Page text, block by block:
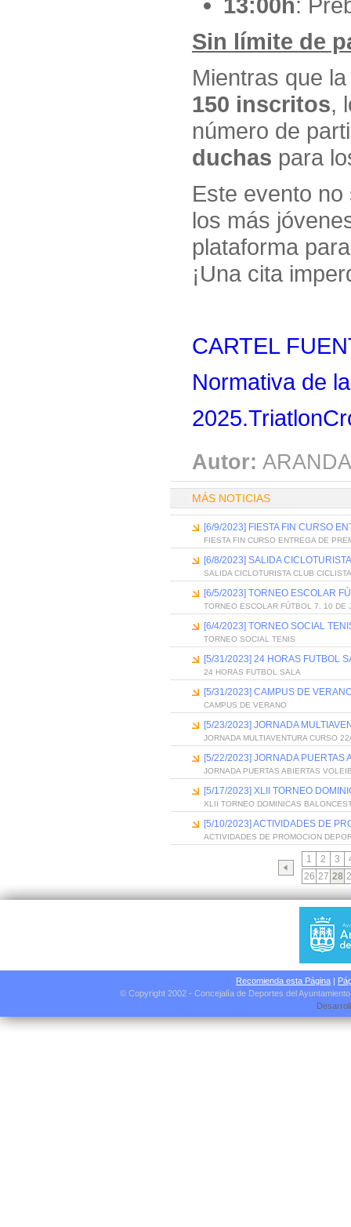
Sin límite de
Mientras que
150 inscritos,
número de
duchas para
Este evento
los más
plataforma
¡Una cita
CARTEL
Normativa de
Autor:
MÁS NOTICIAS
[6/9/2023] FIESTA FIN CURSO
FIESTA FIN CURSO ENTREGA DE
[6/8/2023] SALIDA
SALIDA CICLOTURISTA CLUB
[6/5/2023] TORNEO ESCOLAR
TORNEO ESCOLAR FÚTBOL 7. 10 DE
[6/4/2023] TORNEO SOCIAL
TORNEO SOCIAL TENIS
[5/31/2023] 24 HORAS FUTBOL
24 HORAS FUTBOL SALA
[5/31/2023] CAMPUS DE
CAMPUS DE VERANO
[5/23/2023] JORNADA
JORNADA MULTIAVENTURA CURSO
[5/22/2023] JORNADA PUERTAS
JORNADA PUERTAS ABIERTAS
[5/17/2023] XLII TORNEO
XLII TORNEO DOMINICAS
[5/10/2023] ACTIVIDADES DE
ACTIVIDADES DE PROMOCION
1 2 3
26 27 28
Recomienda esta Página |
© Copyright 2002 - Concejalía de Deportes del